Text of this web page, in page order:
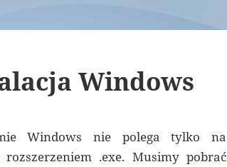
Windows
Windows nie polega tylko na
.exe. Musimy pobrać